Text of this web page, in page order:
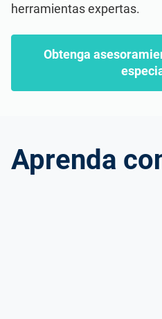
ISO 20000
Gobernanza
herramientas expertas.
Obtenga
Aprenda